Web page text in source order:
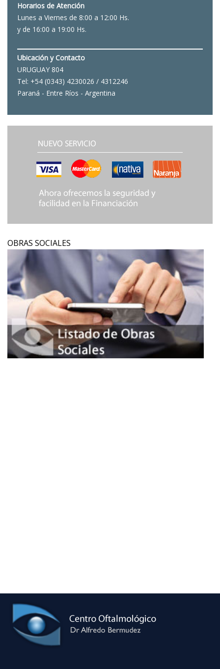
Horarios de Atención
Lunes a Viernes de 8:00 a 12:00 Hs.
y de 16:00 a 19:00 Hs.
Ubicación y Contacto
URUGUAY 804
Tel: +54 (0343) 4230026 / 4312246
Paraná - Entre Ríos - Argentina
OBRAS SOCIALES